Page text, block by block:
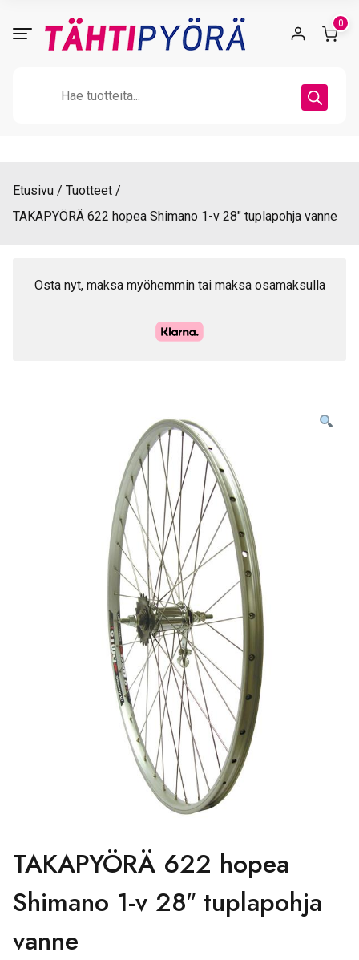
0
Etusivu
Tuotteet
TAKAPYÖRÄ 622 hopea Shimano 1-v 28″ tuplapohja vanne
Osta nyt, maksa myöhemmin tai maksa osamaksulla
TAKAPYÖRÄ 622 hopea
Shimano 1-v 28″ tuplapohja
vanne